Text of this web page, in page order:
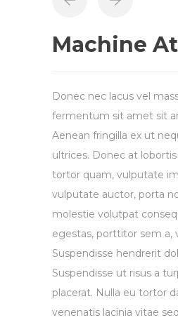
Machine
Donec nec lacus vel
fermentum sit amet sit
Aenean fringilla ex ut
ultrices. Donec at
tortor quam, vulputate
vulputate auctor, porta
molestie volutpat
egestas, porttitor sem a,
Suspendisse hendrerit
Suspendisse ut risus a
placerat. Nulla eu tortor
venenatis lacinia vitae